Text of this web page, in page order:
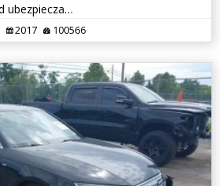
2017r., Premium, 2L, od ubezpieczalni
2017 100566